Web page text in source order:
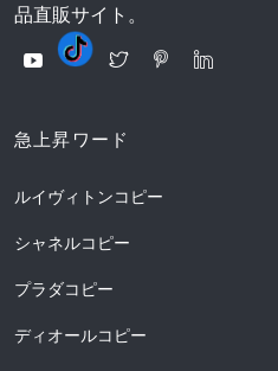
品直販サイト。
急上昇ワード
ルイヴィトンコピー
シャネルコピー
プラダコピー
ディオールコピー